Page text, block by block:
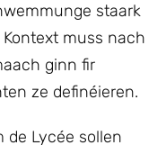
staark
muss nach
ginn fir
ze definéieren.
de Lycée sollen